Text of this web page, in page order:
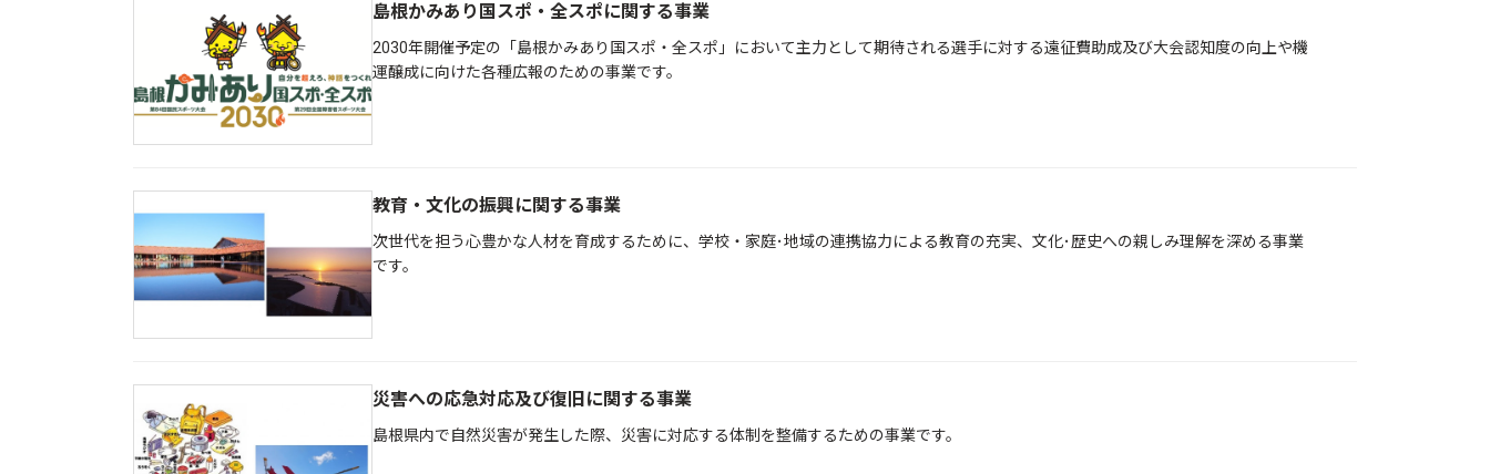
島根かみあり国スポ・全スポに関する事業
2030年開催予定の「島根かみあり国スポ・全スポ」において主力として期待される選手に対する遠征費助成及び大会認知度の向上や機
運醸成に向けた各種広報のための事業です。
教育・文化の振興に関する事業
次世代を担う心豊かな人材を育成するために、学校・家庭･地域の連携協力による教育の充実、文化･歴史への親しみ理解を深める事業
です。
災害への応急対応及び復旧に関する事業
島根県内で自然災害が発生した際、災害に対応する体制を整備するための事業です。